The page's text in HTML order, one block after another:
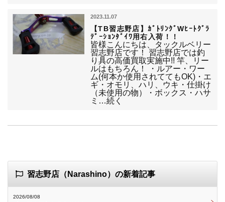
2023.11.07
【TB習志野店】ｶﾞﾄﾘﾝｸﾞWﾋｰﾄｸﾞﾗ
ﾃﾞｰｼｮﾝﾀﾞｲﾜ用右入荷！！
皆様こんにちは、タックルベリー
習志野店です！ 習志野店では釣
り具の高価買取実施中!! 竿、リー
ルはもちろん！ ・ルアー・ワー
ム(何本か使用されててもOK)・エ
ギ・オモリ、ハリ、ウキ・仕掛け
（未使用の物）・ボックス・ハサ
ミ…続く
習志野店（Narashino）の新着記事
2026/08/08